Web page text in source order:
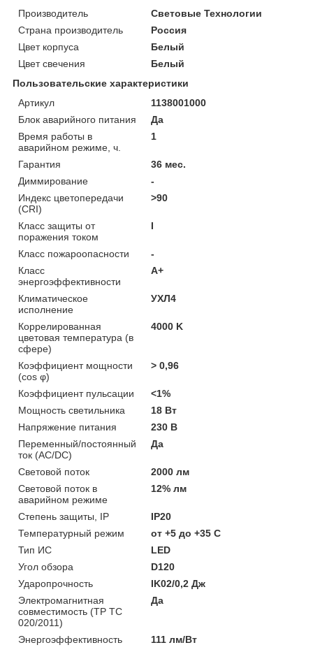
Производитель
Световые Технологии
Страна производитель
Россия
Цвет корпуса
Белый
Цвет свечения
Белый
Пользовательские характеристики
Артикул
1138001000
Блок аварийного питания
Да
Время работы в
аварийном режиме, ч.
1
Гарантия
36 мес.
Диммирование
-
Индекс цветопередачи
(CRI)
>90
Класс защиты от
поражения током
I
Класс пожароопасности
-
Класс
энергоэффективности
A+
Климатическое
исполнение
УХЛ4
Коррелированная
цветовая температура (в
сфере)
4000 K
Коэффициент мощности
(cos φ)
> 0,96
Коэффициент пульсации
<1%
Мощность светильника
18 Вт
Напряжение питания
230 В
Переменный/постоянный
ток (AC/DC)
Да
Световой поток
2000 лм
Световой поток в
аварийном режиме
12% лм
Степень защиты, IP
IP20
Температурный режим
от +5 до +35 C
Тип ИС
LED
Угол обзора
D120
Ударопрочность
IK02/0,2 Дж
Электромагнитная
совместимость (ТР ТС
020/2011)
Да
Энергоэффективность 111 лм/Вт